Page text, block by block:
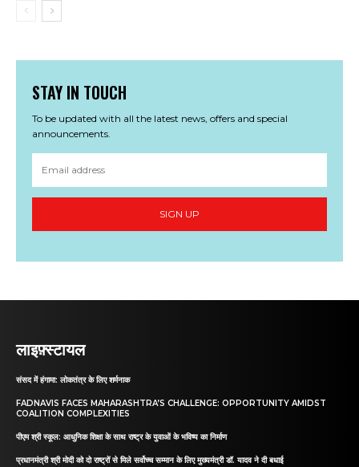
STAY IN TOUCH
To be updated with all the latest news, offers and special
announcements.
SIGN UP
लाइफ़्स्टायल
संसद में हंगामा: लोकतंत्र के लिए शर्मनाक
FADNAVIS FACES MAHARASHTRA’S CHALLENGE: OPPORTUNITY AMIDST
COALITION COMPLEXITIES
पीएम श्री स्कूल: आधुनिक शिक्षा के साथ राष्ट्र के युवाओं के भविष्य का निर्माण
प्रधानमंत्री श्री मोदी को दो राष्ट्रों से मिले सर्वोच्च सम्मान के लिए मुख्यमंत्री डॉ. यादव ने दी बधाई